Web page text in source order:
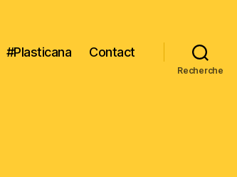
#Plasticana Contact
Recherche